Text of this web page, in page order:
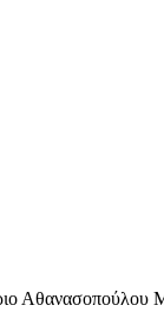
Αθανασοπούλου